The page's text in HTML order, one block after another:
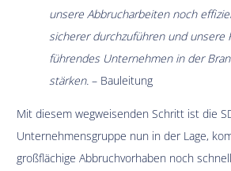
unsere Abbrucharbeiten noch
sicherer durchzuführen und unsere
führendes Unternehmen in der
stärken. – Bauleitung
Mit diesem wegweisenden Schritt ist die
Unternehmensgruppe nun in der Lage,
großflächige Abbruchvorhaben noch